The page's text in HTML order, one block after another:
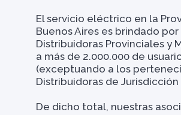
El servicio eléctrico en la
Buenos Aires es brindado por
Distribuidoras Provinciales y
a más de 2.000.000 de
(exceptuando a los
Distribuidoras de Jurisdicción
De dicho total, nuestras